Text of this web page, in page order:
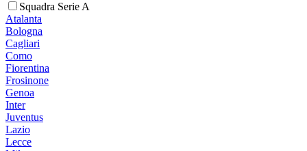
Squadra Serie A
Atalanta
Bologna
Cagliari
Como
Fiorentina
Frosinone
Genoa
Inter
Juventus
Lazio
Lecce